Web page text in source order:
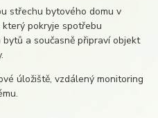
střechu bytového domu v
pokryje spotřebu
a současně připraví objekt
úložiště, vzdálený monitoring